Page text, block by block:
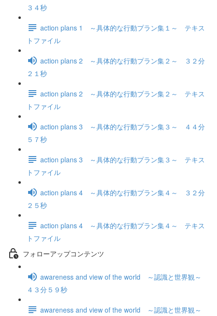
３４秒
action plans 1 ～具体的な行動プラン集１～ テキス
トファイル
action plans 2 ～具体的な行動プラン集２～ ３２分
２１秒
action plans 2 ～具体的な行動プラン集２～ テキス
トファイル
action plans 3 ～具体的な行動プラン集３～ ４４分
５７秒
action plans 3 ～具体的な行動プラン集３～ テキス
トファイル
action plans 4 ～具体的な行動プラン集４～ ３２分
２５秒
action plans 4 ～具体的な行動プラン集４～ テキス
トファイル
フォローアップコンテンツ
awareness and view of the world ～認識と世界観～
４３分５９秒
awareness and view of the world ～認識と世界観～